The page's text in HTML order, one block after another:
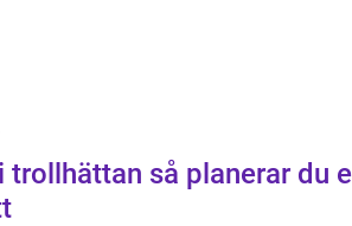
du en trygg och